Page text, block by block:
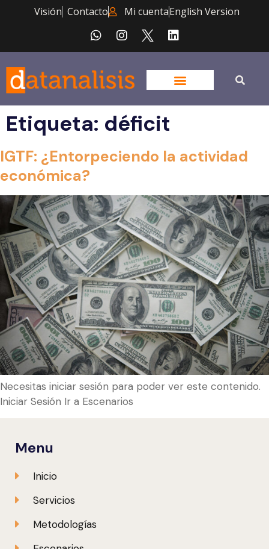
Visión Contacto Mi cuentaEnglish Version
Etiqueta: déficit
IGTF: ¿Entorpeciendo la actividad
económica?
Necesitas iniciar sesión para poder ver este contenido.
Iniciar Sesión Ir a Escenarios
Menu
Inicio
Servicios
Metodologías